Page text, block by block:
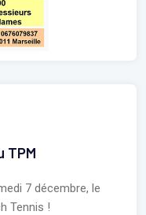
TPM
7 décembre, le
Tennis !